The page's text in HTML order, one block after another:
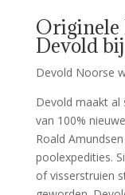
Originele
Devold
Devold Noorse
Devold maakt al
van 100%
Roald
poolexpedities.
of visserstruien